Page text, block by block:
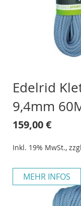
Edelrid
9,4mm
159,00 €
Inkl. 19% MwSt.,
MEHR INFOS